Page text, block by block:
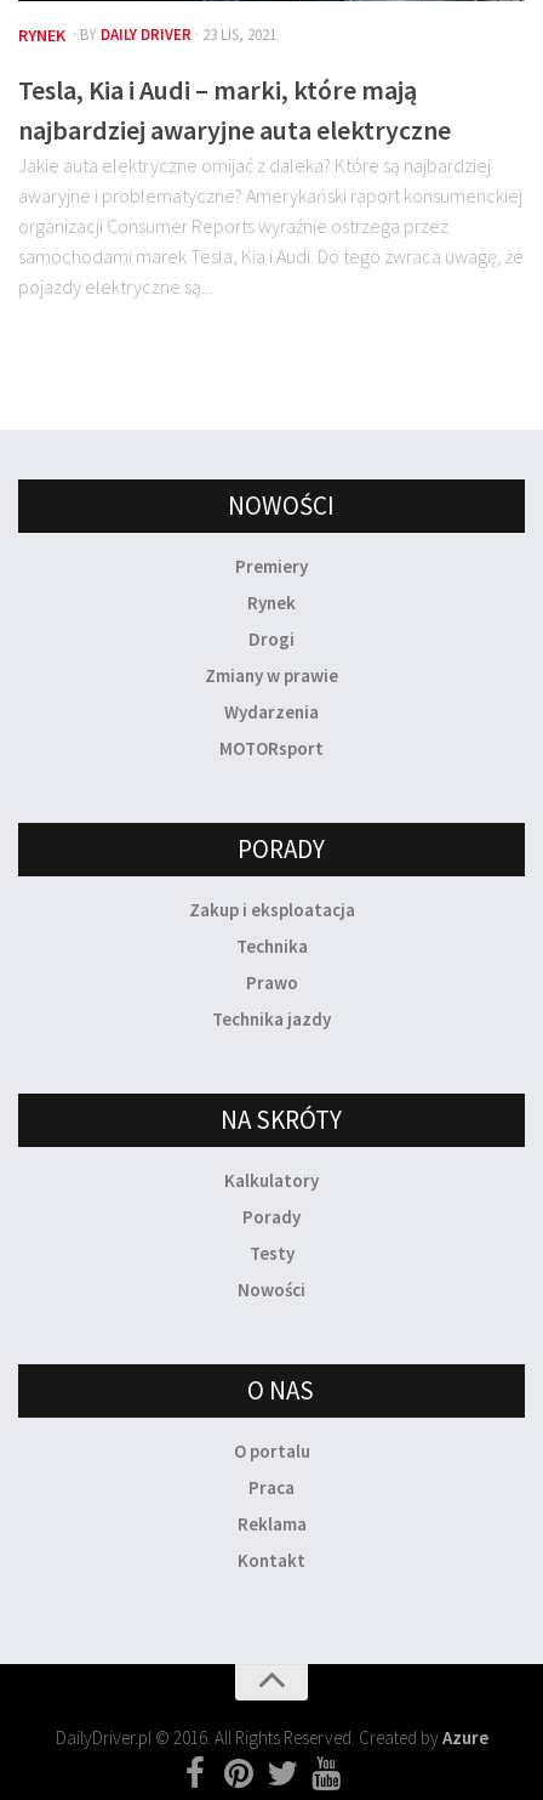
RYNEK · BY DAILY DRIVER · 23 LIS, 2021
Tesla, Kia i Audi – marki, które mają
najbardziej awaryjne auta elektryczne
Jakie auta elektryczne omijać z daleka? Które są najbardziej
awaryjne i problematyczne? Amerykański raport konsumenckiej
organizacji Consumer Reports wyraźnie ostrzega przez
samochodami marek Tesla, Kia i Audi. Do tego zwraca uwagę, że
pojazdy elektryczne są...
NOWOŚCI
Premiery
Rynek
Drogi
Zmiany w prawie
Wydarzenia
MOTORsport
PORADY
Zakup i eksploatacja
Technika
Prawo
Technika jazdy
NA SKRÓTY
Kalkulatory
Porady
Testy
Nowości
O NAS
O portalu
Praca
Reklama
Kontakt
DailyDriver.pl © 2016. All Rights Reserved. Created byAzure